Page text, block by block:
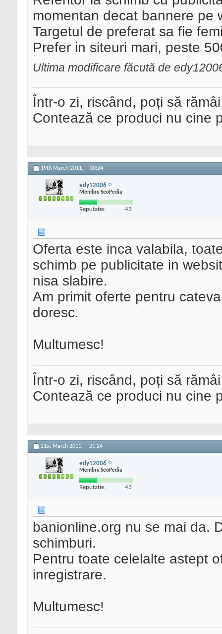
momentan decat bannere pe
Targetul de preferat sa fie
Prefer in siteuri mari, peste
Ultima modificare făcută de
Într-o zi, riscând, poți să
Contează ce produci nu cine
19th March 2011, 00:24
edy12006
Membru SeoPedia
Reputatie: 43
Oferta este inca valabila,
schimb pe publicitate in
nisa slabire.
Am primit oferte pentru
doresc.
Multumesc!
Într-o zi, riscând, poți să
Contează ce produci nu cine
21st March 2011, 21:24
edy12006
Membru SeoPedia
Reputatie: 43
banionline.org nu se mai da.
schimburi.
Pentru toate celelalte astept
inregistrare.
Multumesc!